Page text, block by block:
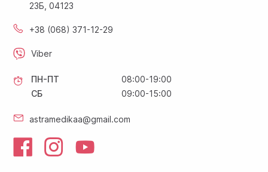
23Б, 04123
+38 (068) 371-12-29
Viber
ПН-ПТ
08:00-19:00
СБ
09:00-15:00
astramedikaa@gmail.com